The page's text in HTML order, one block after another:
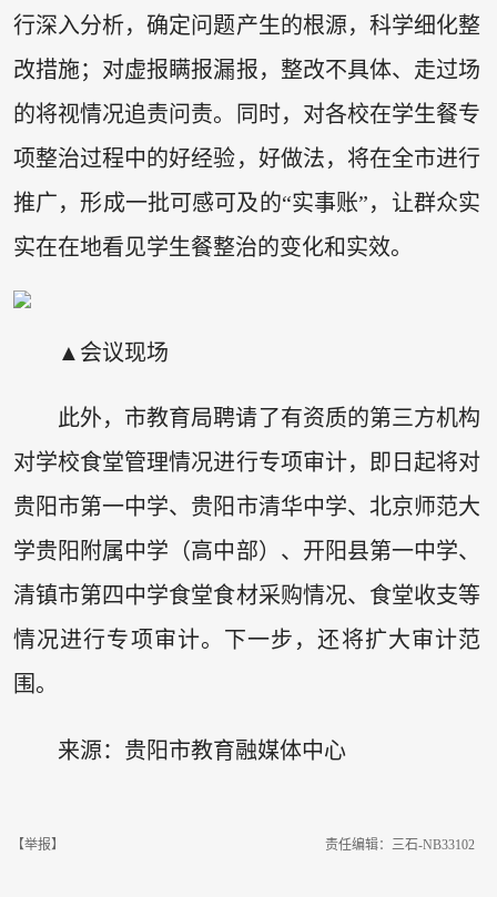
行深入分析，确定问题产生的根源，科学细化整
改措施；对虚报瞒报漏报，整改不具体、走过场
的将视情况追责问责。同时，对各校在学生餐专
项整治过程中的好经验，好做法，将在全市进行
推广，形成一批可感可及的“实事账”，让群众实
实在在地看见学生餐整治的变化和实效。
▲会议现场
此外，市教育局聘请了有资质的第三方机构
对学校食堂管理情况进行专项审计，即日起将对
贵阳市第一中学、贵阳市清华中学、北京师范大
学贵阳附属中学（高中部）、开阳县第一中学、
清镇市第四中学食堂食材采购情况、食堂收支等
情况进行专项审计。下一步，还将扩大审计范
围。
来源：贵阳市教育融媒体中心
【举报】 责任编辑：三石-NB33102